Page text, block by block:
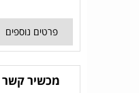
פרטים נוספים
מכשיר קשר UNIVOX RECENT